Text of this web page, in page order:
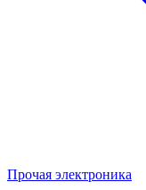
Прочая электроника